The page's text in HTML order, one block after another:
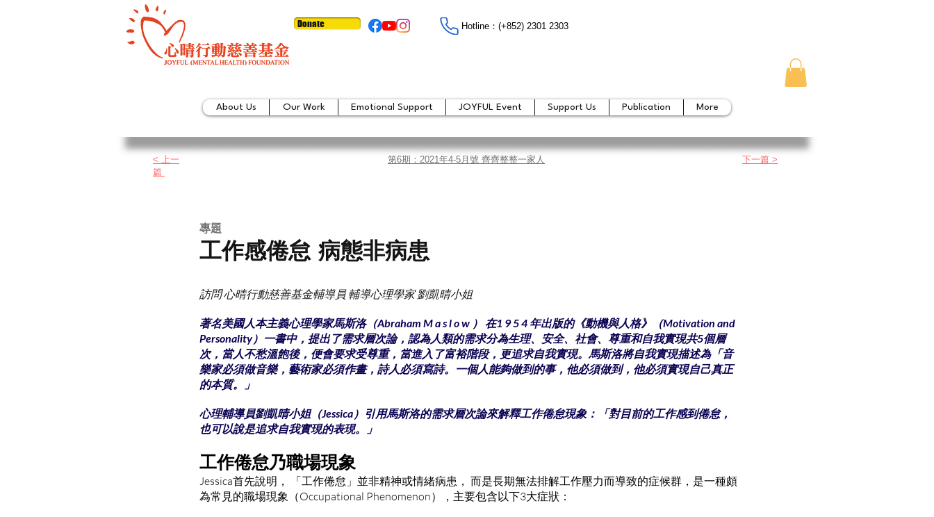
Donate Hotline：​​(+852) 2301 2303
About Us Our Work Emotional Support JOYFUL Event Support Us Publication More
< 上一
篇
第6期：2021年4-5月號 齊齊整整一家人 下一篇 >
專題
工作感倦怠 病態非病患
訪問 心晴行動慈善基金輔導員 輔導心理學家 劉凱晴小姐
著名美國人本主義心理學家馬斯洛（Abraham M a s l o w ） 在1 9 5 4 年出版的《動機與人格》（Motivation and
Personality）一書中，提出了需求層次論，認為人類的需求分為生理、安全、社會、尊重和自我實現共5個層
次，當人不愁溫飽後，便會要求受尊重，當進入了富裕階段，更追求自我實現。馬斯洛將自我實現描述為「音
樂家必須做音樂，藝術家必須作畫，詩人必須寫詩。一個人能夠做到的事，他必須做到，他必須實現自己真正
的本質。」
心理輔導員劉凱晴小姐（Jessica）引用馬斯洛的需求層次論來解釋工作倦怠現象：「對目前的工作感到倦怠，
也可以說是追求自我實現的表現。」
工作倦怠乃職場現象
Jessica首先說明， 「工作倦怠」並非精神或情緒病患， 而是長期無法排解工作壓力而導致的症候群，是一種頗
為常見的職場現象（Occupational Phenomenon），主要包含以下3大症狀：